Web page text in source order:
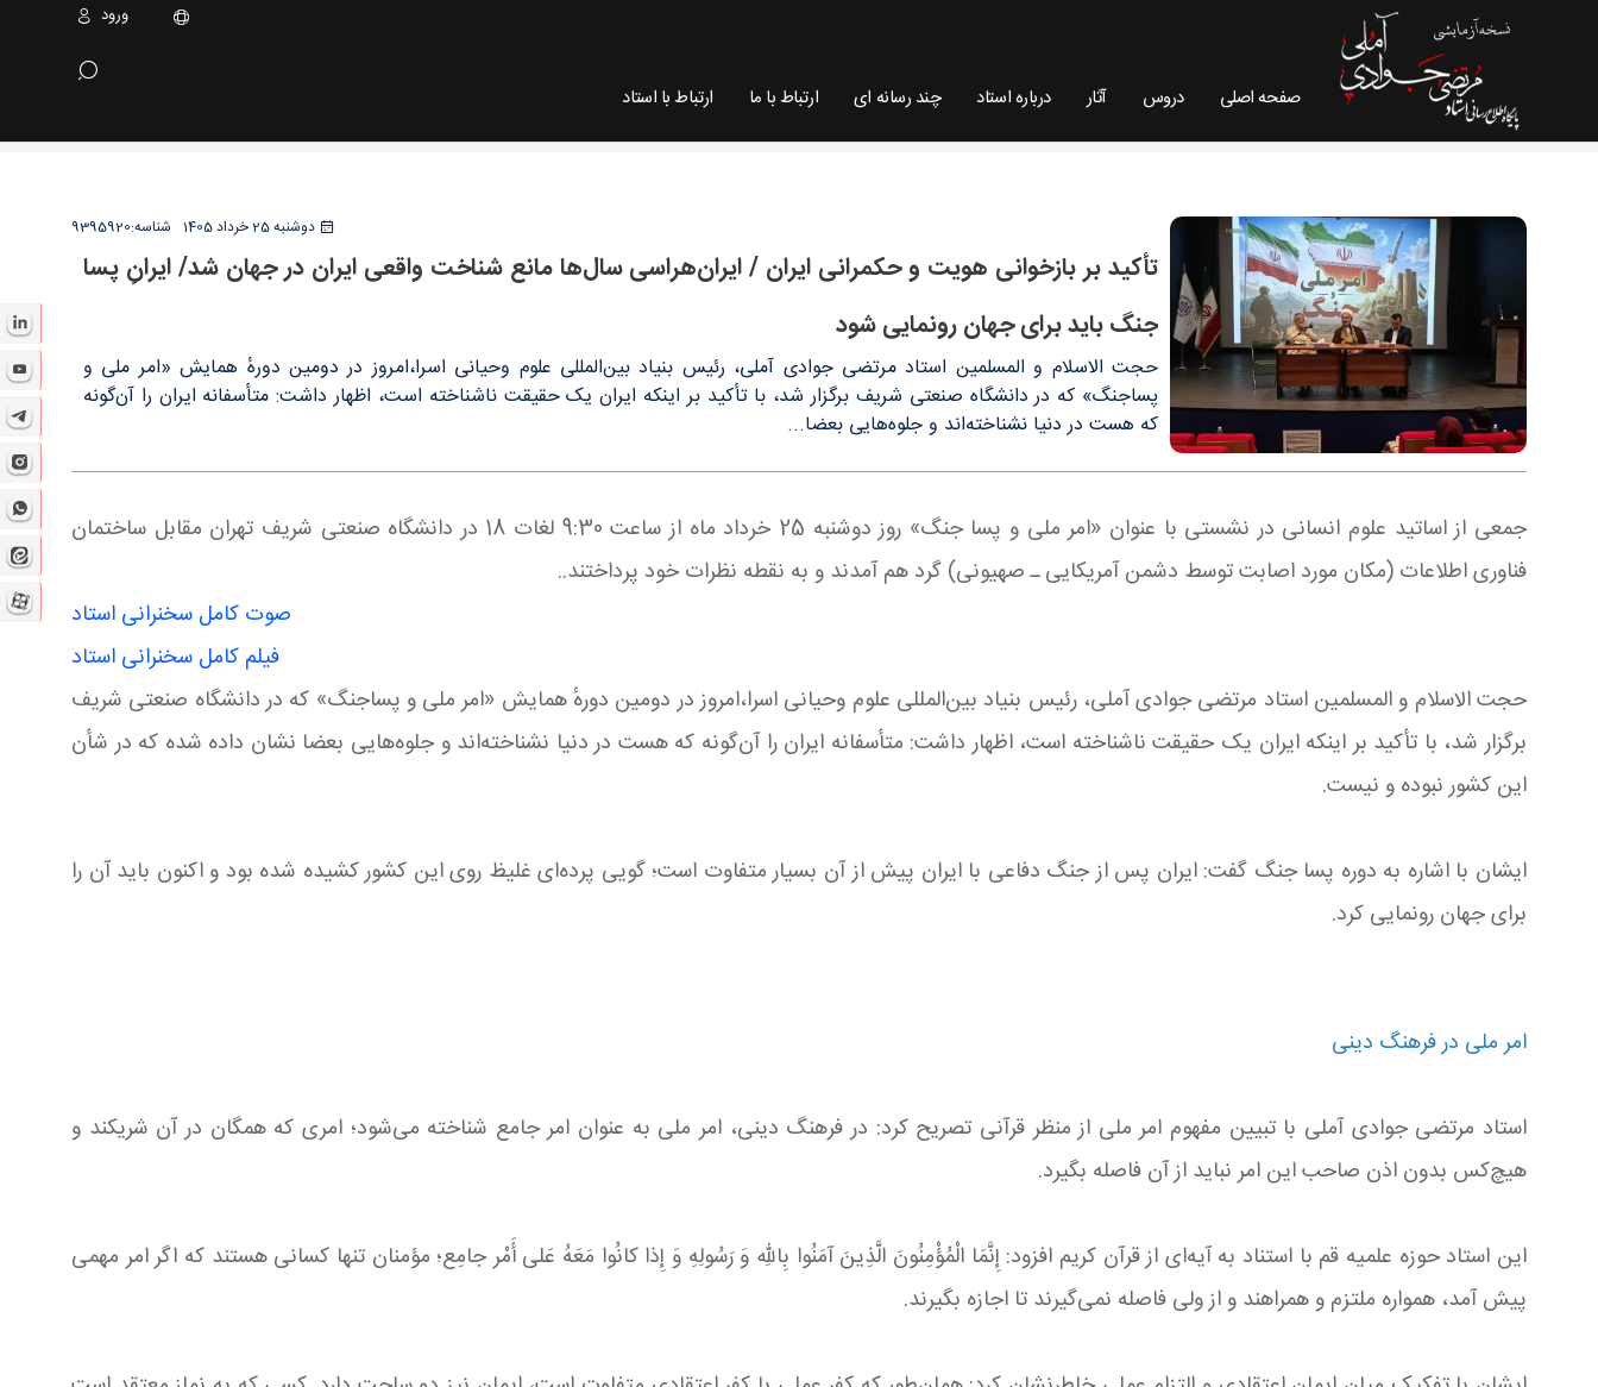
ورود
صفحه اصلی دروس آثار درباره استاد چند رسانه ای ارتباط با ما ارتباط با استاد
دوشنبه 25 خرداد 1405 9395920شناسه:
تأکید بر بازخوانی هویت و حکمرانی ایران / ایران‌هراسی سال‌ها مانع شناخت واقعی ایران در جهان شد/ ایرانِ پسا
جنگ باید برای جهان رونمایی شود
حجت الاسلام و المسلمین استاد مرتضی جوادی آملی، رئیس بنیاد بین‌المللی علوم وحیانی اسرا،امروز در دومین دورهٔ همایش «امر ملی و
پساجنگ» که در دانشگاه صنعتی شریف برگزار شد، با تأکید بر اینکه ایران یک حقیقت ناشناخته است، اظهار داشت: متأسفانه ایران را آن‌گونه
که هست در دنیا نشناخته‌اند و جلوه‌هایی بعضا...
جمعی از اساتید علوم انسانی در نشستی با عنوان «امر ملی و پسا جنگ» روز دوشنبه 25 خرداد ماه از ساعت 9:30 لغات 18 در دانشگاه صنعتی شریف تهران مقابل ساختمان
فناوری اطلاعات (مکان مورد اصابت توسط دشمن آمریکایی ـ صهیونی) گرد هم آمدند و به نقطه نظرات خود پرداختند..
صوت کامل سخنرانی استاد
فیلم کامل سخنرانی استاد
حجت الاسلام و المسلمین استاد مرتضی جوادی آملی، رئیس بنیاد بین‌المللی علوم وحیانی اسرا،امروز در دومین دورهٔ همایش «امر ملی و پساجنگ» که در دانشگاه صنعتی شریف
برگزار شد، با تأکید بر اینکه ایران یک حقیقت ناشناخته است، اظهار داشت: متأسفانه ایران را آن‌گونه که هست در دنیا نشناخته‌اند و جلوه‌هایی بعضا نشان داده شده که در شأن
این کشور نبوده و نیست.
ایشان با اشاره به دوره پسا جنگ گفت: ایران پس از جنگ دفاعی با ایران پیش از آن بسیار متفاوت است؛ گویی پرده‌ای غلیظ روی این کشور کشیده شده بود و اکنون باید آن را
برای جهان رونمایی کرد.
امر ملی در فرهنگ دینی
استاد مرتضی جوادی آملی با تبیین مفهوم امر ملی از منظر قرآنی تصریح کرد: در فرهنگ دینی، امر ملی به عنوان امر جامع شناخته می‌شود؛ امری که همگان در آن شریکند و
هیچ‌کس بدون اذن صاحب این امر نباید از آن فاصله بگیرد.
این استاد حوزه علمیه قم با استناد به آیه‌ای از قرآن کریم افزود: إِنَّمَا الْمُؤْمِنُونَ الَّذِینَ آمَنُوا بِاللّهِ وَ رَسُولِهِ وَ إِذا کانُوا مَعَهُ عَلى أَمْر جامِع؛ مؤمنان تنها کسانی هستند که اگر امر مهمی
پیش آمد، همواره ملتزم و همراهند و از ولی فاصله نمی‌گیرند تا اجازه بگیرند.